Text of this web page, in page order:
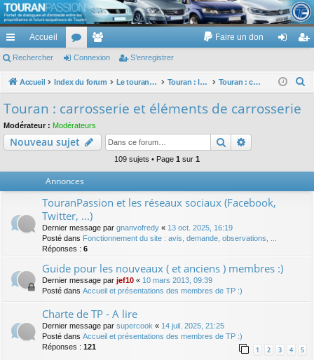
TouranPassion
Le forum des propriétaires ou futurs acquéreurs du Volkswagen Touran
cc
ès
pi
de
Accueil
or
u
e
m
Faire un don
ne nr
Rechercher Connexion S’enregistrer
Accueil Index du forum Le touran dans ses versions I (V1 V2 V3) et II ... Touran : les éléments et équipements extérieurs et intérieurs Touran : carrosserie et éléments de carrosserie
c
Touran : carrosserie et éléments de carrosserie
Modérateur : Modérateurs
Nouveau sujet Rechercher
109 sujets • Page 1 sur 1
Annonces
TouranPassion et les réseaux sociaux (Facebook,
Twitter, ...)
Dernier message par gnanvofredy « 13 oct. 2025, 16:19
Posté dans Fonctionnement du site : avis, demande, observations, ...
Réponses : 6
Guide pour les nouveaux ( et anciens ) membres :)
Dernier message par jef10 « 10 mars 2013, 09:39
Posté dans Accueil et présentations des membres de TP :)
Charte de TP - A lire
Dernier message par supercook « 14 juil. 2025, 21:25
Posté dans Accueil et présentations des membres de TP :)
Réponses : 121 1 2 3 4 5